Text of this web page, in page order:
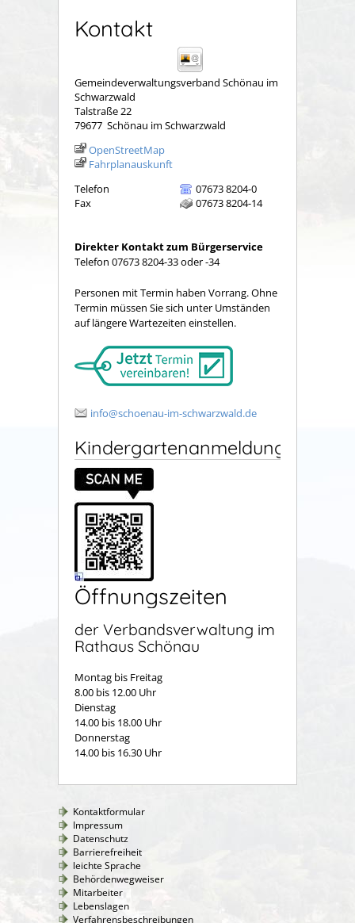
Kontakt
Gemeindeverwaltungsverband Schönau im
Schwarzwald
Talstraße 22
79677 Schönau im Schwarzwald
OpenStreetMap
Fahrplanauskunft
Telefon
07673 8204-0
Fax
07673 8204-14
Direkter Kontakt zum Bürgerservice
Telefon 07673 8204-33 oder -34
Personen mit Termin haben Vorrang. Ohne
Termin müssen Sie sich unter Umständen
auf längere Wartezeiten einstellen.
info@schoenau-im-schwarzwald.de
Kindergartenanmeldung
Öffnungszeiten
der Verbandsverwaltung im
Rathaus Schönau
Montag bis Freitag
8.00 bis 12.00 Uhr
Dienstag
14.00 bis 18.00 Uhr
Donnerstag
14.00 bis 16.30 Uhr
Kontaktformular
Impressum
Datenschutz
Barrierefreiheit
leichte Sprache
Behördenwegweiser
Mitarbeiter
Lebenslagen
Verfahrensbeschreibungen